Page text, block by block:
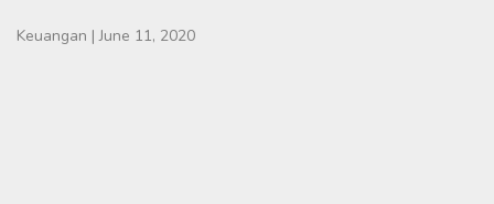
Keuangan | June 11, 2020